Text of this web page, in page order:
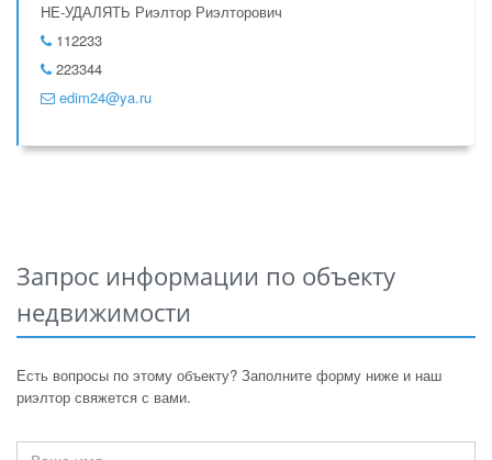
HЕ-УДАЛЯТЬ Риэлтор Риэлторович
112233
223344
edim24@ya.ru
Запрос информации по объекту
недвижимости
Есть вопросы по этому объекту? Заполните форму ниже и наш
риэлтор свяжется с вами.